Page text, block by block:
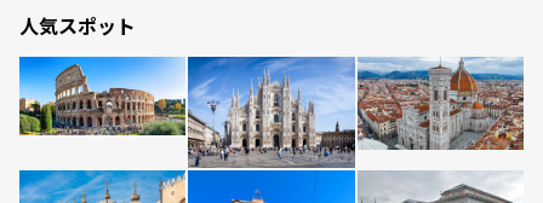
人気スポット